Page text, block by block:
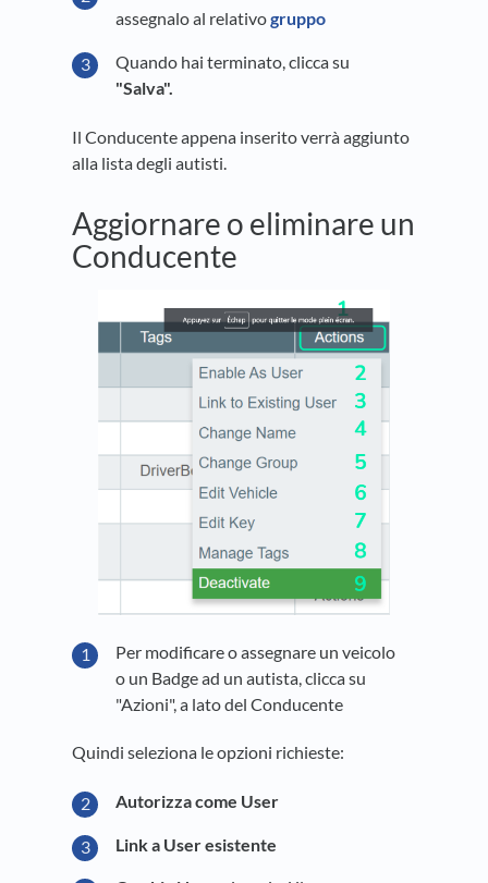
assegnalo al relativogruppo
Quando hai terminato, clicca su
"Salva".
Il Conducente appena inserito verrà aggiunto
alla lista degli autisti.
Aggiornare o eliminare un
Conducente
Per modificare o assegnare un veicolo
o un Badge ad un autista, clicca su
"Azioni", a lato del Conducente
Quindi seleziona le opzioni richieste:
Autorizza come User
Link a User esistente